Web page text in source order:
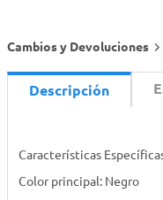
Cambios y Devoluciones
Descripción
Características
Color principal: Negro